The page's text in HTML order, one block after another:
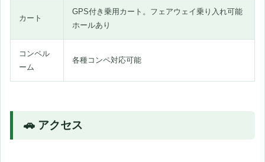
カート
GPS付き乗用カート。フェアウェイ乗り入れ可能
ホールあり
コンペル
ーム
各種コンペ対応可能
🚗 アクセス